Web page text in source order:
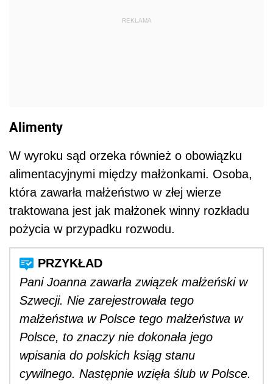
REKLAMA
Alimenty
W wyroku sąd orzeka również o obowiązku
alimentacyjnymi między małżonkami. Osoba,
która zawarła małżeństwo w złej wierze
traktowana jest jak małżonek winny rozkładu
pożycia w przypadku rozwodu.
Pani Joanna zawarła związek małżeński w
Szwecji. Nie zarejestrowała tego
małżeństwa w Polsce tego małżeństwa w
Polsce, to znaczy nie dokonała jego
wpisania do polskich ksiąg stanu
cywilnego. Następnie wzięła ślub w Polsce.